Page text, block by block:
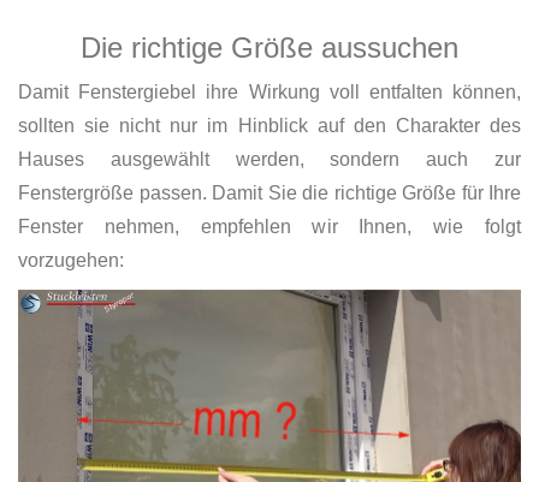
Die richtige Größe aussuchen
Damit Fenstergiebel ihre Wirkung voll entfalten können,
sollten sie nicht nur im Hinblick auf den Charakter des
Hauses ausgewählt werden, sondern auch zur
Fenstergröße passen. Damit Sie die richtige Größe für Ihre
Fenster nehmen, empfehlen wir Ihnen, wie folgt
vorzugehen: